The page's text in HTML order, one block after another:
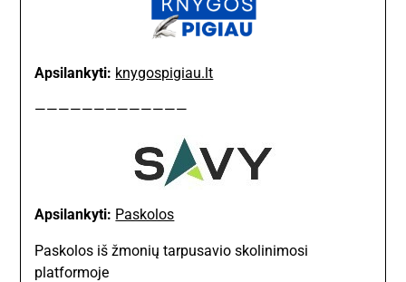
Apsilankyti: knygospigiau.lt
—————————————
Apsilankyti: Paskolos
Paskolos iš žmonių tarpusavio skolinimosi
platformoje